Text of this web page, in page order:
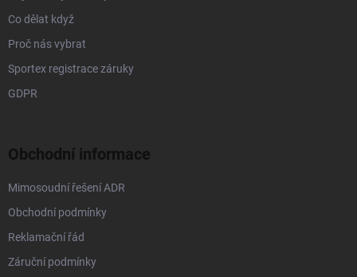
Co dělat když
Proč nás vybrat
Sportex registrace záruky
GDPR
Obchodní informace
Mimosoudní řešení ADR
Obchodní podmínky
Reklamační řád
Záruční podmínky